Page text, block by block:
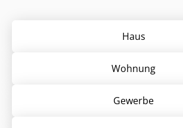
Haus
Wohnung
Gewerbe